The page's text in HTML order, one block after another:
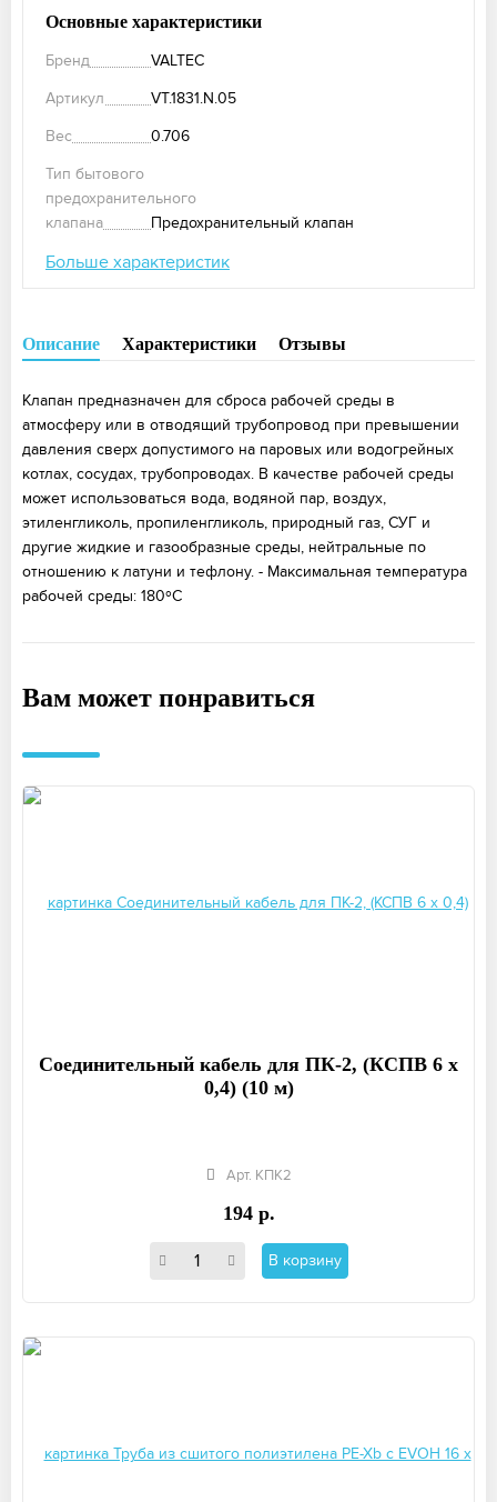
Основные характеристики
Бренд
VALTEC
Артикул
VT.1831.N.05
Вес
0.706
Тип бытового
предохранительного
клапана
Предохранительный клапан
Больше характеристик
Описание Характеристики Отзывы
Клапан предназначен для сброса рабочей среды в
атмосферу или в отводящий трубопровод при превышении
давления сверх допустимого на паровых или водогрейных
котлах, сосудах, трубопроводах. В качестве рабочей среды
может использоваться вода, водяной пар, воздух,
этиленгликоль, пропиленгликоль, природный газ, СУГ и
другие жидкие и газообразные среды, нейтральные по
отношению к латуни и тефлону. - Максимальная температура
рабочей среды: 180ºС
Вам может понравиться
Соединительный кабель для ПК-2, (КСПВ 6 х
0,4) (10 м)
Арт. КПК2
194 р.
В корзину